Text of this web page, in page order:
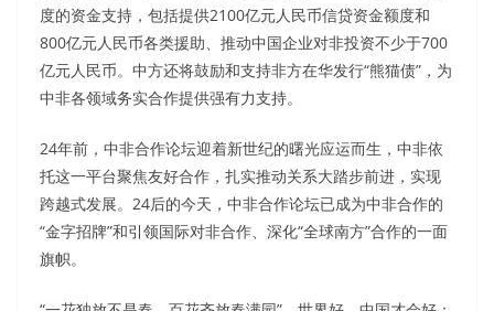
度的资金支持，包括提供2100亿元人民币信贷资金额度和
800亿元人民币各类援助、推动中国企业对非投资不少于700
亿元人民币。中方还将鼓励和支持非方在华发行“熊猫债”，为
中非各领域务实合作提供强有力支持。
24年前，中非合作论坛迎着新世纪的曙光应运而生，中非依
托这一平台聚焦友好合作，扎实推动关系大踏步前进，实现
跨越式发展。24后的今天，中非合作论坛已成为中非合作的
“金字招牌”和引领国际对非合作、深化“全球南方”合作的一面
旗帜。